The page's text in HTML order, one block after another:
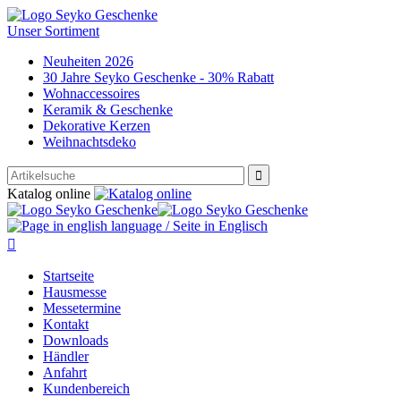
Unser Sortiment
Neuheiten 2026
30 Jahre Seyko Geschenke - 30% Rabatt
Wohnaccessoires
Keramik & Geschenke
Dekorative Kerzen
Weihnachtsdeko

Katalog online

Startseite
Hausmesse
Messetermine
Kontakt
Downloads
Händler
Anfahrt
Kundenbereich